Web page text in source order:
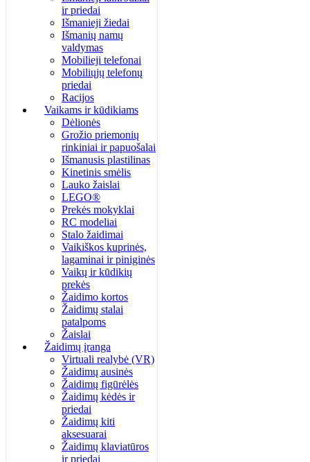
ir priedai
Išmanieji žiedai
Išmanių namų
valdymas
Mobilieji telefonai
Mobiliųjų telefonų
priedai
Racijos
Vaikams ir kūdikiams
Dėlionės
Grožio priemonių
rinkiniai ir papuošalai
Išmanusis plastilinas
Kinetinis smėlis
Lauko žaislai
LEGO®
Prekės mokyklai
RC modeliai
Stalo žaidimai
Vaikiškos kuprinės,
lagaminai ir piniginės
Vaikų ir kūdikių
prekės
Žaidimo kortos
Žaidimų stalai
patalpoms
Žaislai
Žaidimų įranga
Virtuali realybė (VR)
Žaidimų ausinės
Žaidimų figūrėlės
Žaidimų kėdės ir
priedai
Žaidimų kiti
aksesuarai
Žaidimų klaviatūros
ir priedai